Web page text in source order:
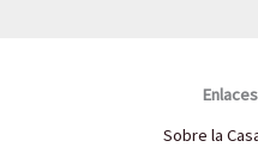
Sobre la